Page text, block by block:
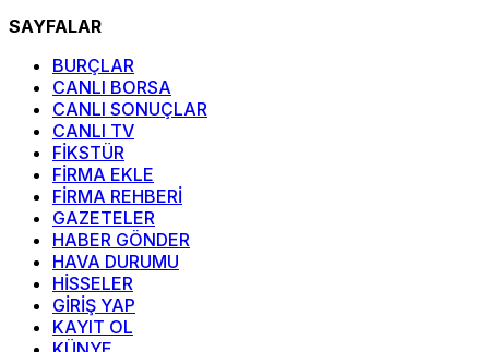
SAYFALAR
BURÇLAR
CANLI BORSA
CANLI SONUÇLAR
CANLI TV
FİKSTÜR
FİRMA EKLE
FİRMA REHBERİ
GAZETELER
HABER GÖNDER
HAVA DURUMU
HİSSELER
GİRİŞ YAP
KAYIT OL